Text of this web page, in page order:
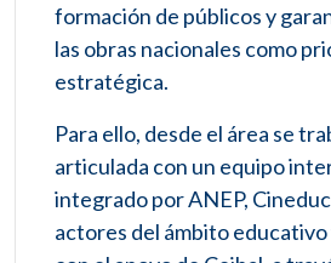
formación de públicos y
las obras nacionales como
estratégica.
Para ello, desde el área se
articulada con un equipo
integrado por ANEP,
actores del ámbito educativo